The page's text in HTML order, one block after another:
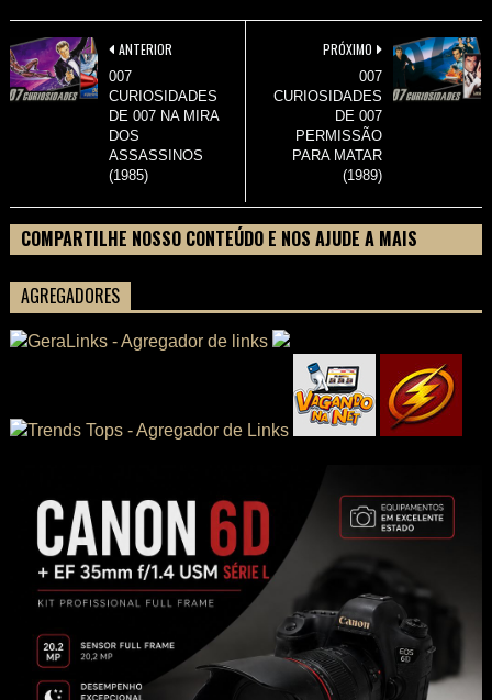
PRÓXIMO
007
CURIOSIDADES
DE 007
PERMISSÃO
PARA MATAR
(1989)
ANTERIOR
007
CURIOSIDADES
DE 007 NA MIRA
DOS
ASSASSINOS
(1985)
COMPARTILHE NOSSO CONTEÚDO E NOS AJUDE A MAIS
AGREGADORES